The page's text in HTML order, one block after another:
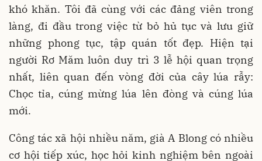
khó khăn. Tôi đã cùng với các đảng viên trong
làng, đi đầu trong việc từ bỏ hủ tục và lưu giữ
những phong tục, tập quán tốt đẹp. Hiện tại
người Rơ Măm luôn duy trì 3 lễ hội quan trọng
nhất, liên quan đến vòng đời của cây lúa rẫy:
Chọc tỉa, cúng mừng lúa lên đòng và cúng lúa
mới.
Công tác xã hội nhiều năm, già A Blong có nhiều
cơ hội tiếp xúc, học hỏi kinh nghiệm bên ngoài